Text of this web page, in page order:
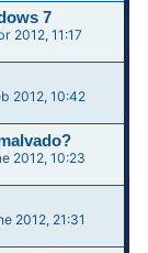
7
2012, 11:17
2012, 10:42
2012, 10:23
2012, 21:31